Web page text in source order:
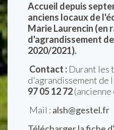
Accueil depuis
anciens locaux de
Marie Laurencin (en
d'agrandissement
2020/2021).
Contact : Durant les
d'agrandissement de
97 05 12 72
Mail : alsh@gestel.fr